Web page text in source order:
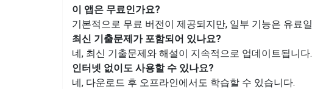
이 앱은 무료인가요?
기본적으로 무료 버전이 제공되지만, 일부 기능은 유료
최신 기출문제가 포함되어 있나요?
네, 최신 기출문제와 해설이 지속적으로 업데이트됩니다.
인터넷 없이도 사용할 수 있나요?
네, 다운로드 후 오프라인에서도 학습할 수 있습니다.